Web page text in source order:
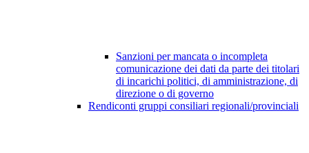
Sanzioni per mancata o incompleta
comunicazione dei dati da parte dei titolari
di incarichi politici, di amministrazione, di
direzione o di governo
Rendiconti gruppi consiliari regionali/provinciali